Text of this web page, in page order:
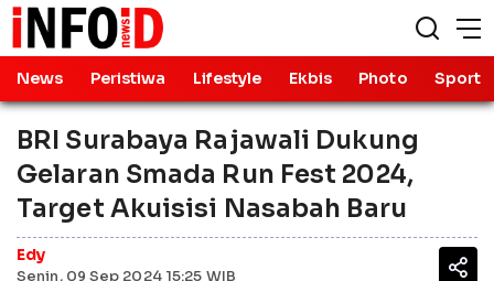
News Peristiwa Lifestyle Ekbis Photo Sport
BRI Surabaya Rajawali Dukung
Gelaran Smada Run Fest 2024,
Target Akuisisi Nasabah Baru
Edy
Senin, 09 Sep 2024 15:25 WIB